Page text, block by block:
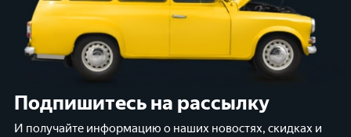
Подпишитесь на рассылку
И получайте информацию о наших новостях, скидках и